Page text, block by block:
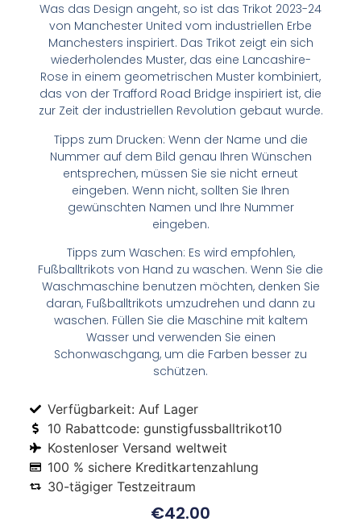
Was das Design angeht, so ist das Trikot 2023-24
von Manchester United vom industriellen Erbe
Manchesters inspiriert. Das Trikot zeigt ein sich
wiederholendes Muster, das eine Lancashire-
Rose in einem geometrischen Muster kombiniert,
das von der Trafford Road Bridge inspiriert ist, die
zur Zeit der industriellen Revolution gebaut wurde.
Tipps zum Drucken: Wenn der Name und die
Nummer auf dem Bild genau Ihren Wünschen
entsprechen, müssen Sie sie nicht erneut
eingeben. Wenn nicht, sollten Sie Ihren
gewünschten Namen und Ihre Nummer
eingeben.
Tipps zum Waschen: Es wird empfohlen,
Fußballtrikots von Hand zu waschen. Wenn Sie die
Waschmaschine benutzen möchten, denken Sie
daran, Fußballtrikots umzudrehen und dann zu
waschen. Füllen Sie die Maschine mit kaltem
Wasser und verwenden Sie einen
Schonwaschgang, um die Farben besser zu
schützen.
Verfügbarkeit: Auf Lager
10 Rabattcode: gunstigfussballtrikot10
Kostenloser Versand weltweit
100 % sichere Kreditkartenzahlung
30-tägiger Testzeitraum
€42.00